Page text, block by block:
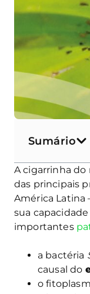
Sumário
A cigarrinha do
das principais
América Latina
sua
importantes
a bactéria
causal do
o